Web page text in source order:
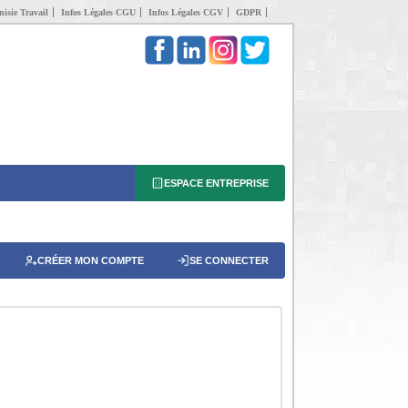
Travail Infos Légales CGU Infos Légales CGV GDPR
ESPACE ENTREPRISE
CRÉER MON COMPTE SE CONNECTER